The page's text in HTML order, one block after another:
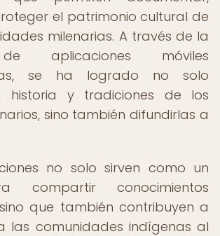
el patrimonio cultural de
milenarias. A través de la
aplicaciones móviles
se ha logrado no solo
historia y tradiciones de los
sino también difundirlas a
no solo sirven como un
compartir conocimientos
que también contribuyen a
las comunidades indígenas al